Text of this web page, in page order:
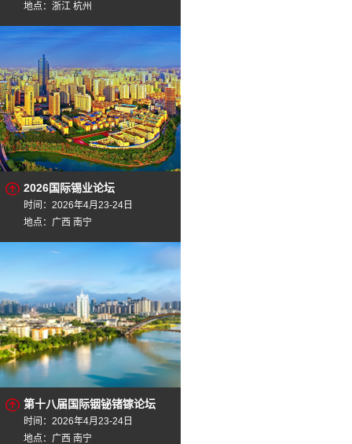
地点：浙江 杭州
2026国际锡业论坛
时间：2026年4月23-24日
地点：广西 南宁
第十八届国际铟铋锗镓论坛
时间：2026年4月23-24日
地点：广西 南宁